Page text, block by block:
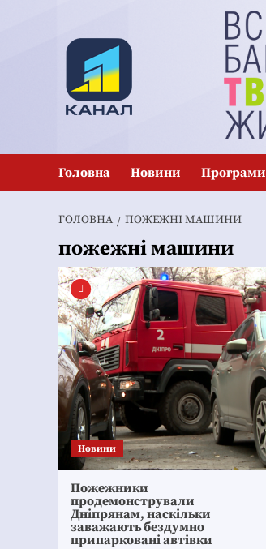
Головна Новини Програми
ГОЛОВНА ПОЖЕЖНІ МАШИНИ
пожежні машини
Новини
Пожежники
продемонстрували
Дніпрянам, наскільки
заважають бездумно
припарковані автівки